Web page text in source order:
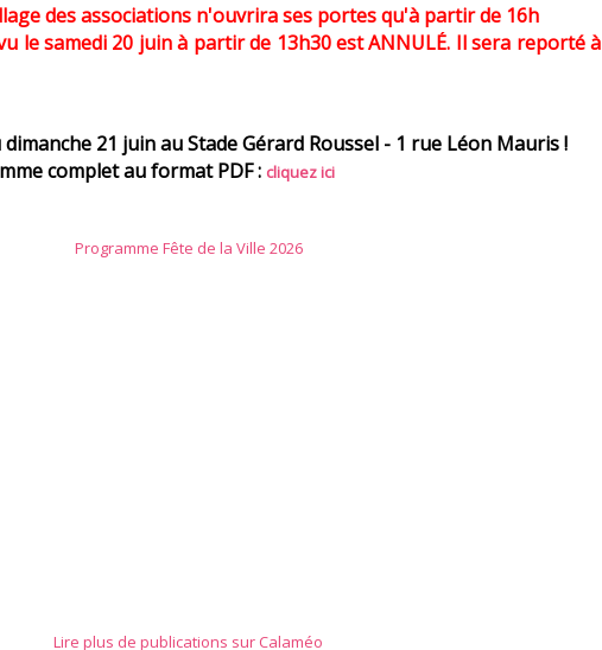
des associations n'ouvrira ses portes qu'à partir de 16h
le samedi 20 juin à partir de 13h30 est ANNULÉ. Il sera reporté à
dimanche 21 juin au Stade Gérard Roussel - 1 rue Léon Mauris !
complet au format PDF : cliquez ici
Programme Fête de la Ville 2026
Lire plus de publications sur Calaméo